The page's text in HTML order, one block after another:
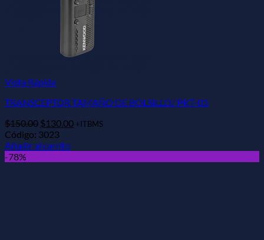
Vista Rápida
TRANSCEPTOR TAMAÑO DE BOLSILLO/ PKT-03
$150.00 El
precio
original
$130.00El+ITBMS
Código: 3023
Añadir al carrito
-78%